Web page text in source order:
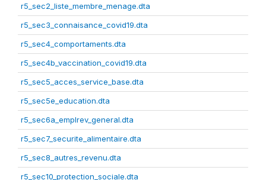
r5_sec2_liste_membre_menage.dta
r5_sec3_connaisance_covid19.dta
r5_sec4_comportaments.dta
r5_sec4b_vaccination_covid19.dta
r5_sec5_acces_service_base.dta
r5_sec5e_education.dta
r5_sec6a_emplrev_general.dta
r5_sec7_securite_alimentaire.dta
r5_sec8_autres_revenu.dta
r5_sec10_protection_sociale.dta